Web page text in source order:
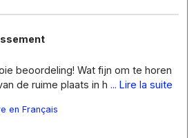
beoordeling! Wat fijn om te horen
de ruime plaats in h ... Lire la suite
en Français